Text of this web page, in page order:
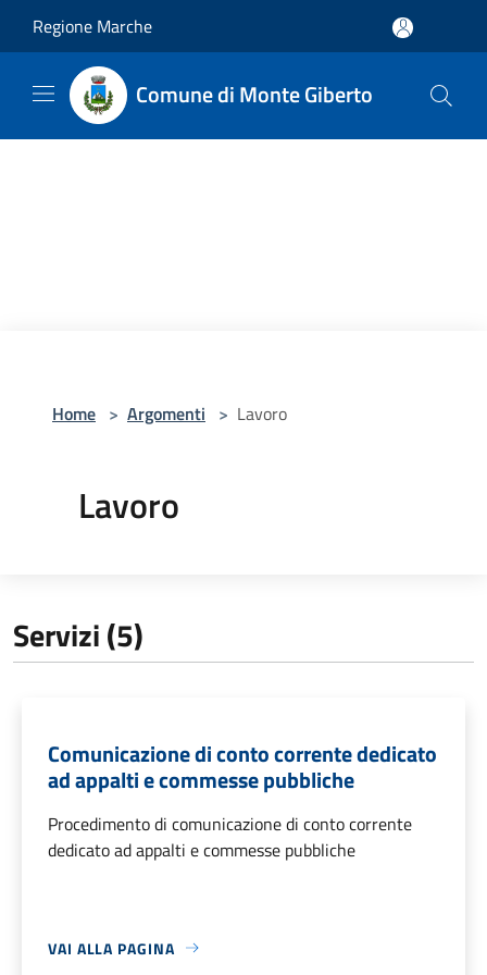
Regione Marche
Comune di Monte Giberto
Home > Argomenti > Lavoro
Lavoro
Servizi (5)
Comunicazione di conto corrente dedicato
ad appalti e commesse pubbliche
Procedimento di comunicazione di conto corrente
dedicato ad appalti e commesse pubbliche
VAI ALLA PAGINA